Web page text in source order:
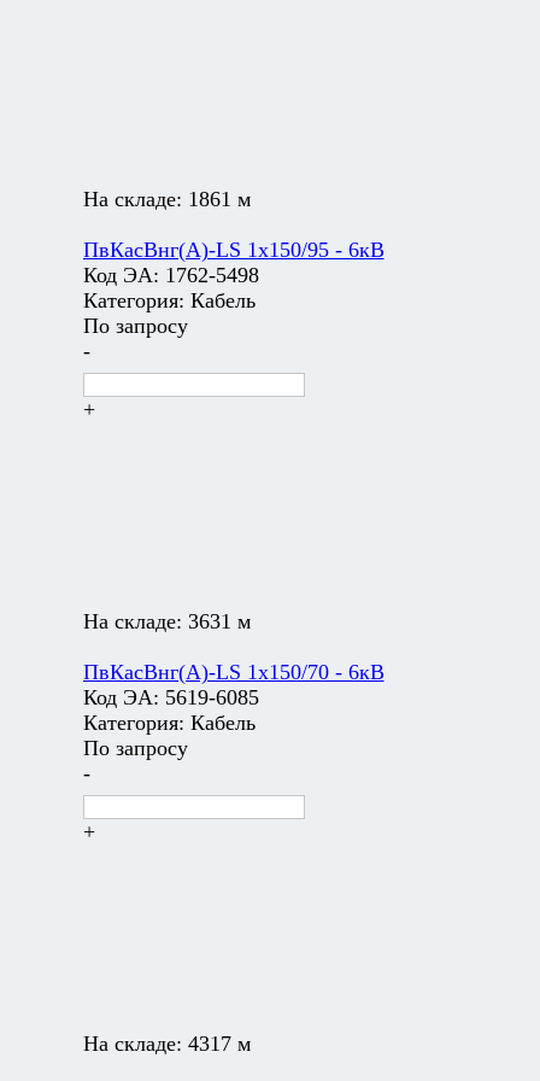
На складе: 1861 м
ПвКасВнг(А)-LS 1х150/95 - 6кВ
Код ЭА: 1762-5498
Категория: Кабель
По запросу
-
+
На складе: 3631 м
ПвКасВнг(А)-LS 1х150/70 - 6кВ
Код ЭА: 5619-6085
Категория: Кабель
По запросу
-
+
На складе: 4317 м